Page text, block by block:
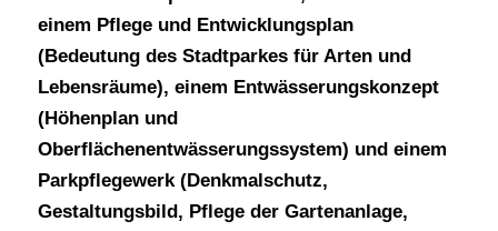
einem Pflege und Entwicklungsplan
(Bedeutung des Stadtparkes für Arten und
Lebensräume), einem Entwässerungskonzept
(Höhenplan und
Oberflächenentwässerungssystem) und einem
Parkpflegewerk (Denkmalschutz,
Gestaltungsbild, Pflege der Gartenanlage,